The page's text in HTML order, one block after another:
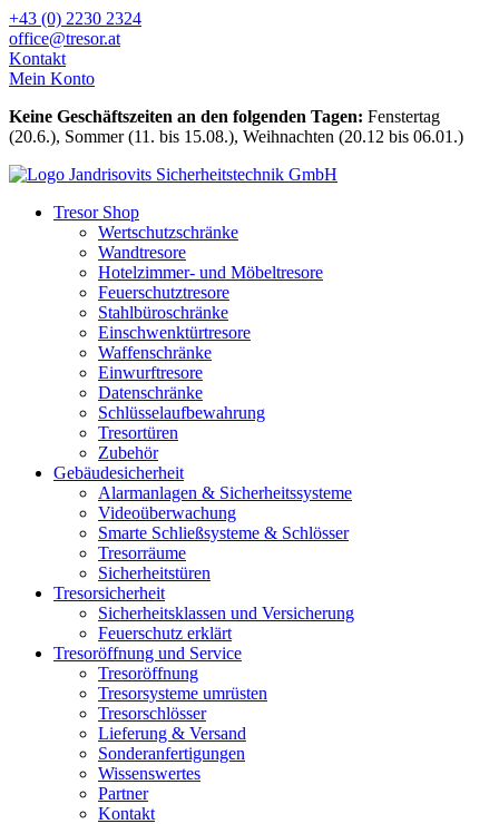
Zum
Inhalt
wechseln
+43 (0) 2230 2324
office@tresor.at
Kontakt
Mein Konto
Keine Geschäftszeiten an den folgenden Tagen: Fenstertag
(20.6.), Sommer (11. bis 15.08.), Weihnachten (20.12 bis 06.01.)
Tresor Shop
Wertschutzschränke
Wandtresore
Hotelzimmer- und Möbeltresore
Feuerschutztresore
Stahlbüroschränke
Einschwenktürtresore
Waffenschränke
Einwurftresore
Datenschränke
Schlüsselaufbewahrung
Tresortüren
Zubehör
Gebäudesicherheit
Alarmanlagen & Sicherheitssysteme
Videoüberwachung
Smarte Schließsysteme & Schlösser
Tresorräume
Sicherheitstüren
Tresorsicherheit
Sicherheitsklassen und Versicherung
Feuerschutz erklärt
Tresoröffnung und Service
Tresoröffnung
Tresorsysteme umrüsten
Tresorschlösser
Lieferung & Versand
Sonderanfertigungen
Wissenswertes
Partner
Kontakt